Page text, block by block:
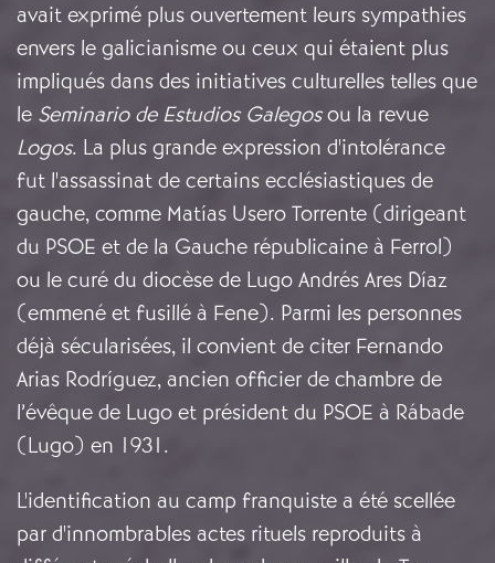
avait exprimé plus ouvertement leurs sympathies
envers le galicianisme ou ceux qui étaient plus
impliqués dans des initiatives culturelles telles que
le Seminario de Estudios Galegosou la revue
Logos. La plus grande expression d'intolérance
fut l'assassinat de certains ecclésiastiques de
gauche, comme Matías Usero Torrente (dirigeant
du PSOE et de la Gauche républicaine à Ferrol)
ou le curé du diocèse de Lugo Andrés Ares Díaz
(emmené et fusillé à Fene). Parmi les personnes
déjà sécularisées, il convient de citer Fernando
Arias Rodríguez, ancien officier de chambre de
l’évêque de Lugo et président du PSOE à Rábade
(Lugo) en 1931.
L'identification au camp franquiste a été scellée
par d'innombrables actes rituels reproduits à